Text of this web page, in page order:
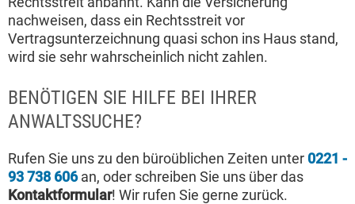
nachweisen, dass ein Rechtsstreit vor
Vertragsunterzeichnung quasi schon ins Haus stand,
wird sie sehr wahrscheinlich nicht zahlen.
BENÖTIGEN SIE HILFE BEI IHRER
ANWALTSSUCHE?
Rufen Sie uns zu den büroüblichen Zeiten unter 0221 -
93 738 606an, oder schreiben Sie uns über das
Kontaktformular! Wir rufen Sie gerne zurück.